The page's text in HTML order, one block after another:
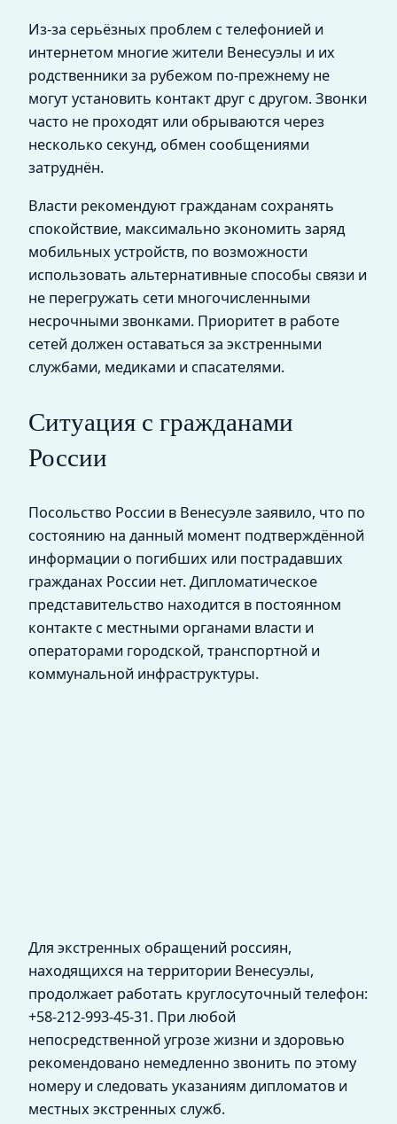
Из-за серьёзных проблем с телефонией и
интернетом многие жители Венесуэлы и их
родственники за рубежом по-прежнему не
могут установить контакт друг с другом. Звонки
часто не проходят или обрываются через
несколько секунд, обмен сообщениями
затруднён.
Власти рекомендуют гражданам сохранять
спокойствие, максимально экономить заряд
мобильных устройств, по возможности
использовать альтернативные способы связи и
не перегружать сети многочисленными
несрочными звонками. Приоритет в работе
сетей должен оставаться за экстренными
службами, медиками и спасателями.
Ситуация с гражданами
России
Посольство России в Венесуэле заявило, что по
состоянию на данный момент подтверждённой
информации о погибших или пострадавших
гражданах России нет. Дипломатическое
представительство находится в постоянном
контакте с местными органами власти и
операторами городской, транспортной и
коммунальной инфраструктуры.
Для экстренных обращений россиян,
находящихся на территории Венесуэлы,
продолжает работать круглосуточный телефон:
+58-212-993-45-31. При любой
непосредственной угрозе жизни и здоровью
рекомендовано немедленно звонить по этому
номеру и следовать указаниям дипломатов и
местных экстренных служб.